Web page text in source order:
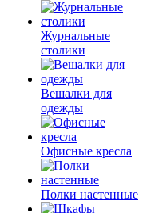
Журнальные
столики
Вешалки для
одежды
Офисные кресла
Полки настенные